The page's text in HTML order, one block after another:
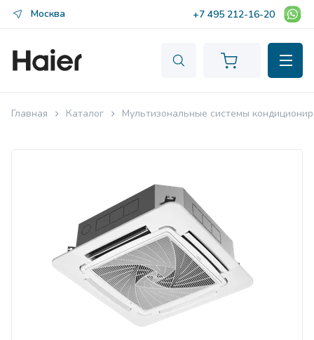
Москва +7 495 212-16-20
Главная Каталог Мультизональные системы